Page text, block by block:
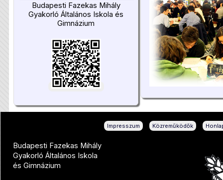
Budapesti Fazekas Mihály
Gyakorló Általános Iskola és
Gimnázium
Impresszum Közreműködők
Budapesti Fazekas Mihály
Gyakorló Általános Iskola
és Gimnázium